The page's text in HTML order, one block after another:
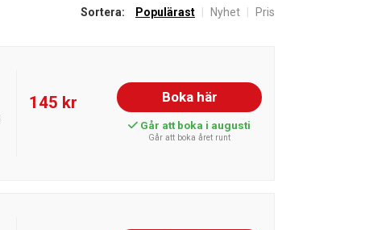
Sortera: Populärast Nyhet Pris
145 kr Boka här
Går att boka i augusti
Går att boka året runt